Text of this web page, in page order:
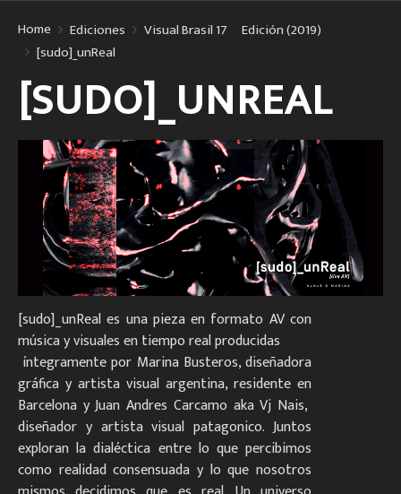
Home Ediciones
Visual Brasil 17º Edición (2019)
[sudo]_unReal
[SUDO]_UNREAL
[sudo]_unReal es una pieza en formato AV con
música y visuales en tiempo real producidas
íntegramente por Marina Busteros, diseñadora
gráfica y artista visual argentina, residente en
Barcelona y Juan Andres Carcamo aka Vj Nais,
diseñador y artista visual patagonico. Juntos
exploran la dialéctica entre lo que percibimos
como realidad consensuada y lo que nosotros